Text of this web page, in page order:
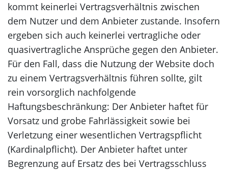
kommt keinerlei Vertragsverhältnis zwischen
dem Nutzer und dem Anbieter zustande. Insofern
ergeben sich auch keinerlei vertragliche oder
quasivertragliche Ansprüche gegen den Anbieter.
Für den Fall, dass die Nutzung der Website doch
zu einem Vertragsverhältnis führen sollte, gilt
rein vorsorglich nachfolgende
Haftungsbeschränkung: Der Anbieter haftet für
Vorsatz und grobe Fahrlässigkeit sowie bei
Verletzung einer wesentlichen Vertragspflicht
(Kardinalpflicht). Der Anbieter haftet unter
Begrenzung auf Ersatz des bei Vertragsschluss